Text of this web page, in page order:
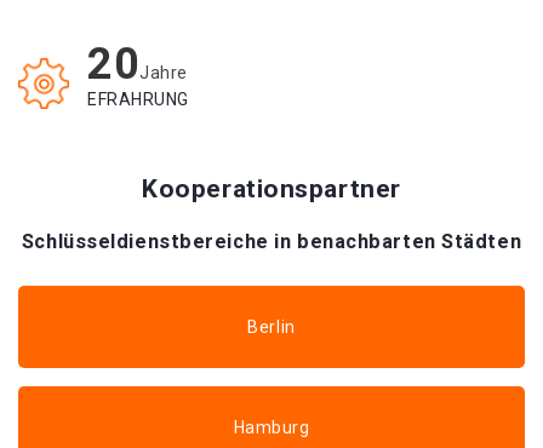
20Jahre
EFRAHRUNG
Kooperationspartner
Schlüsseldienstbereiche in benachbarten Städten
Berlin
Hamburg